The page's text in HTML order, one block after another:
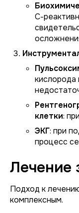
С-
кислорода
клетки:
ЭКГ: при
процесс
Лечение
Подход к
комплексным.